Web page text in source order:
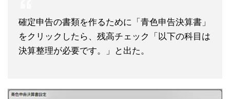
確定申告の書類を作るために「青色申告決算書」
をクリックしたら、残高チェック「以下の科目は
決算整理が必要です。」と出た。